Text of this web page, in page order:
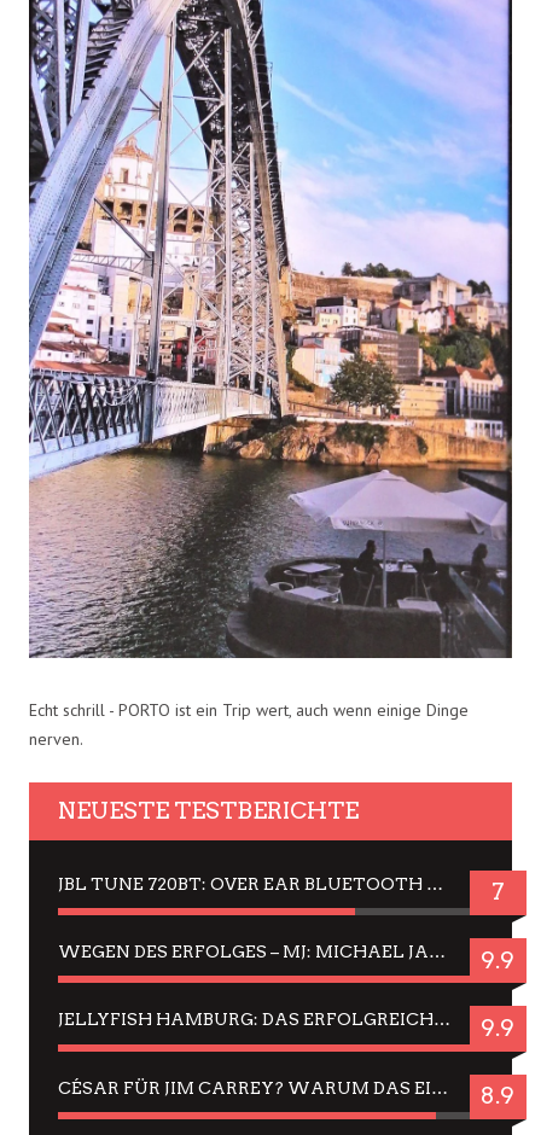
Echt schrill - PORTO ist ein Trip wert, auch wenn einige Dinge
nerven.
NEUESTE TESTBERICHTE
JBL TUNE 720BT: OVER EAR BLUETOOTH KOPFHÖRER UM DIE 50,-€ IM DAUER-TEST 7
WEGEN DES ERFOLGES – MJ: MICHAEL JACKSON MUSICAL IN EINER MATINEE SEHEN 9.9
JELLYFISH HAMBURG: DAS ERFOLGREICHE SOMMER-MENÜ 2025 IN GEFÜHLEN UND BILDERN 9.9
CÉSAR FÜR JIM CARREY? WARUM DAS EINER DER NERVIGSTEN ACTORS IST UND BLEIBT 8.9